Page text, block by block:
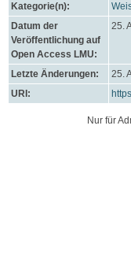
Kategorie(n):
Datum der
Veröffentlichung auf
Open Access LMU:
25.
Letzte Änderungen:
25.
URI:
Nur für